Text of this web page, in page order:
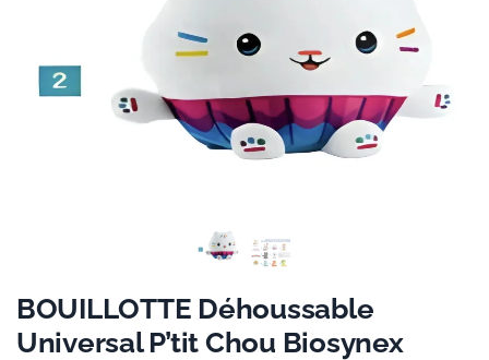
BOUILLOTTE Déhoussable
Universal P’tit Chou Biosynex